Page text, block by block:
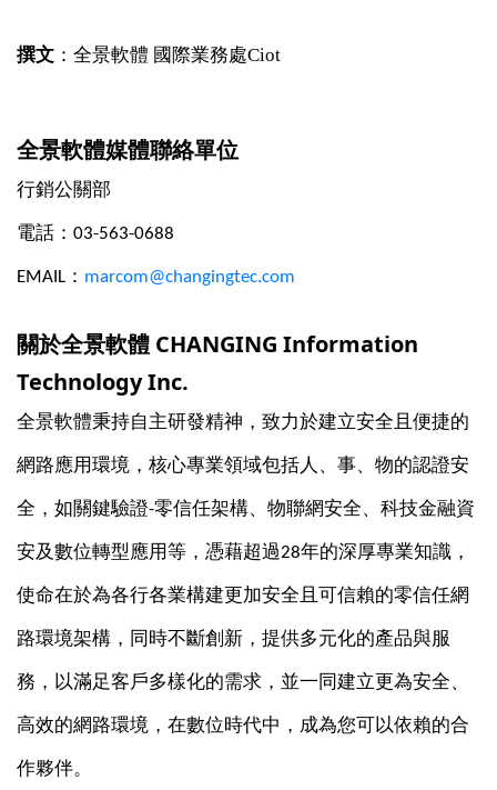
撰文 ：全景軟體 國際業務處Ciot
全景軟體媒體聯絡單位
行銷公關部
電話：03-563-0688
EMAIL： marcom@changingtec.com
關於全景軟體 CHANGING Information
Technology Inc.
全景軟體秉持自主研發精神，致力於建立安全且便捷的
網路應用環境，核心專業領域包括人、事、物的認證安
全，如關鍵驗證-零信任架構、物聯網安全、科技金融資
安及數位轉型應用等，憑藉超過28年的深厚專業知識，
使命在於為各行各業構建更加安全且可信賴的零信任網
路環境架構，同時不斷創新，提供多元化的產品與服
務，以滿足客戶多樣化的需求，並一同建立更為安全、
高效的網路環境，在數位時代中，成為您可以依賴的合
作夥伴。